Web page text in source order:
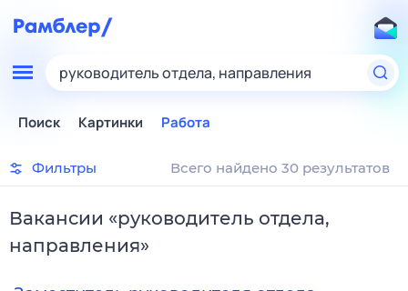
руководитель отдела, направления
Поиск Картинки Работа
Фильтры Всего найдено 30 результатов
Вакансии «руководитель отдела,
направления»